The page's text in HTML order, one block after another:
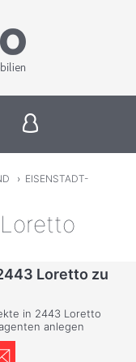
› EISENSTADT-
Loretto zu
in 2443 Loretto
anlegen